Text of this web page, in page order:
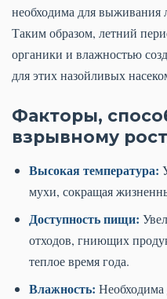
необходима для выживания
Таким образом, летний
органики и влажностью
для этих назойливых
Факторы,
взрывному
Высокая температура:
мухи, сокращая
Доступность пищи:
отходов, гниющих
теплое время года.
Влажность: Необходима